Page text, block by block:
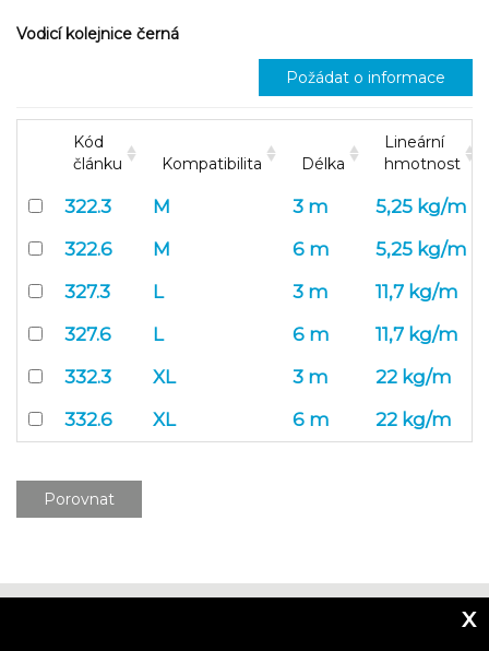
Vodicí kolejnice černá
Požádat o informace
Kód
článku
Kompatibilita Délka
Lineární
hmotnost
322.3 M 3 m
5,25 kg/m
322.6
M 6 m
5,25 kg/m
327.3
L 3 m
11,7 kg/m
327.6
L 6 m
11,7 kg/m
332.3
XL 3 m
22 kg/m
332.6
XL 6 m 22 kg/m
Porovnat
x